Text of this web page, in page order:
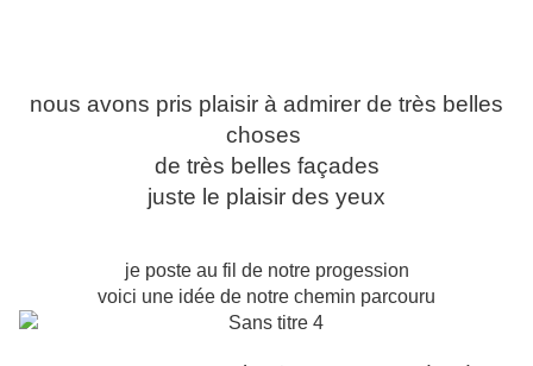
nous avons pris plaisir à admirer de très belles
choses
de très belles façades
juste le plaisir des yeux
je poste au fil de notre progession
voici une idée de notre chemin parcouru